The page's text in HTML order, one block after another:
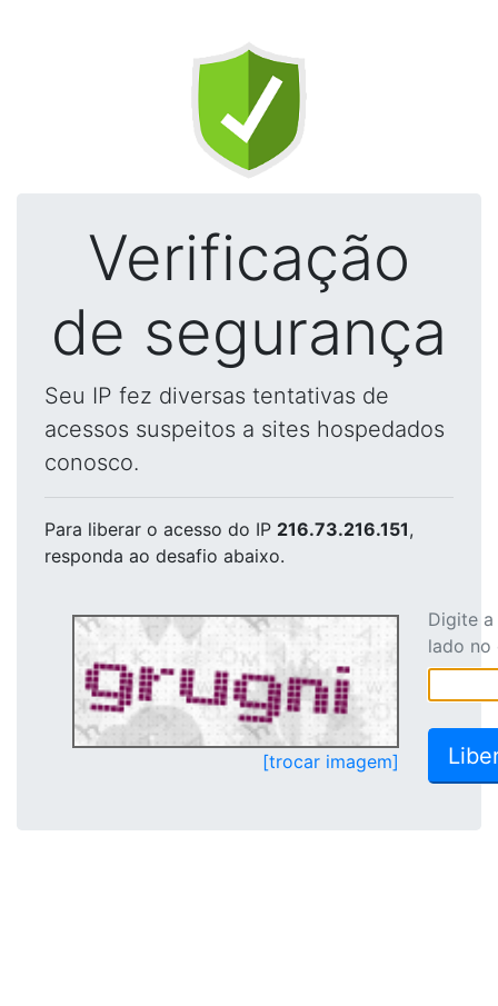
Verificação
de segurança
Seu IP fez diversas tentativas de
acessos suspeitos a sites hospedados
conosco.
Para liberar o acesso do IP 216.73.216.151,
responda ao desafio abaixo.
[trocar imagem]
Digite
lado no